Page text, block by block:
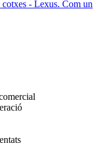
- Lexus. Com un